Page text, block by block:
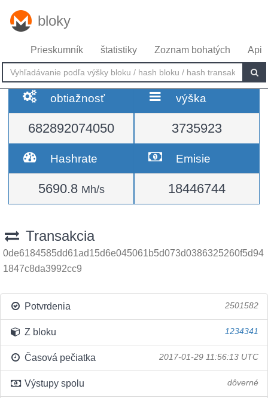
bloky
Prieskumník štatistiky Zoznam bohatých Api
obtiažnosť
682892074050
výška
3735923
Hashrate
5690.8 Mh/s
Emisie
18446744
Transakcia
0de6184585dd61ad15d6e045061b5d073d0386325260f5d94
1847c8da3992cc9
Potvrdenia 2501582
Z bloku 1234341
Časová pečiatka 2017-01-29 11:56:13 UTC
Výstupy spolu dôverné